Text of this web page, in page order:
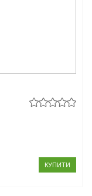
КУПИТИ